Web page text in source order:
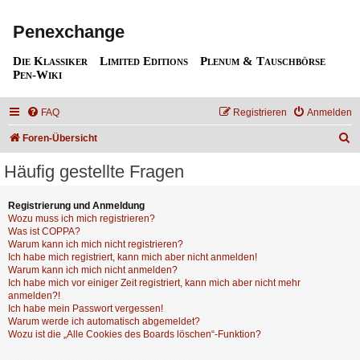
Penexchange
Die Klassiker Limited Editions
Plenum & Tauschbörse
Pen-Wiki
FAQ Anmelden
Registrieren
Foren-Übersicht
Häufig gestellte Fragen
Registrierung und Anmeldung
Wozu muss ich mich registrieren?
Was ist COPPA?
Warum kann ich mich nicht registrieren?
Ich habe mich registriert, kann mich aber nicht anmelden!
Warum kann ich mich nicht anmelden?
Ich habe mich vor einiger Zeit registriert, kann mich aber nicht mehr
anmelden?!
Ich habe mein Passwort vergessen!
Warum werde ich automatisch abgemeldet?
Wozu ist die „Alle Cookies des Boards löschen“-Funktion?